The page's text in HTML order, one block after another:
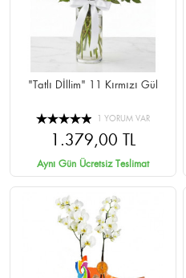
"Tatlı Dİllim" 11 Kırmızı Gül
1 YORUM VAR
1.379,00 TL
Aynı Gün Ücretsiz Teslimat